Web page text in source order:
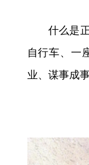
什么是
自行车、一
业、谋事成